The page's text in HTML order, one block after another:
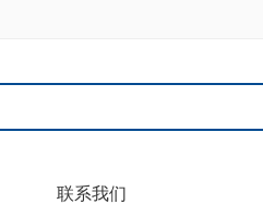
联系我们